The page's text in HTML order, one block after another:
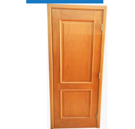
LISTA
DESEJOS
COMPARAR